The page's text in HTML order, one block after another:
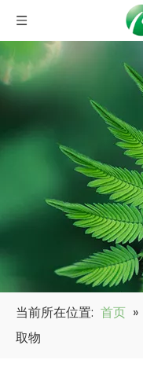
当前所在位置: 首页 »
取物